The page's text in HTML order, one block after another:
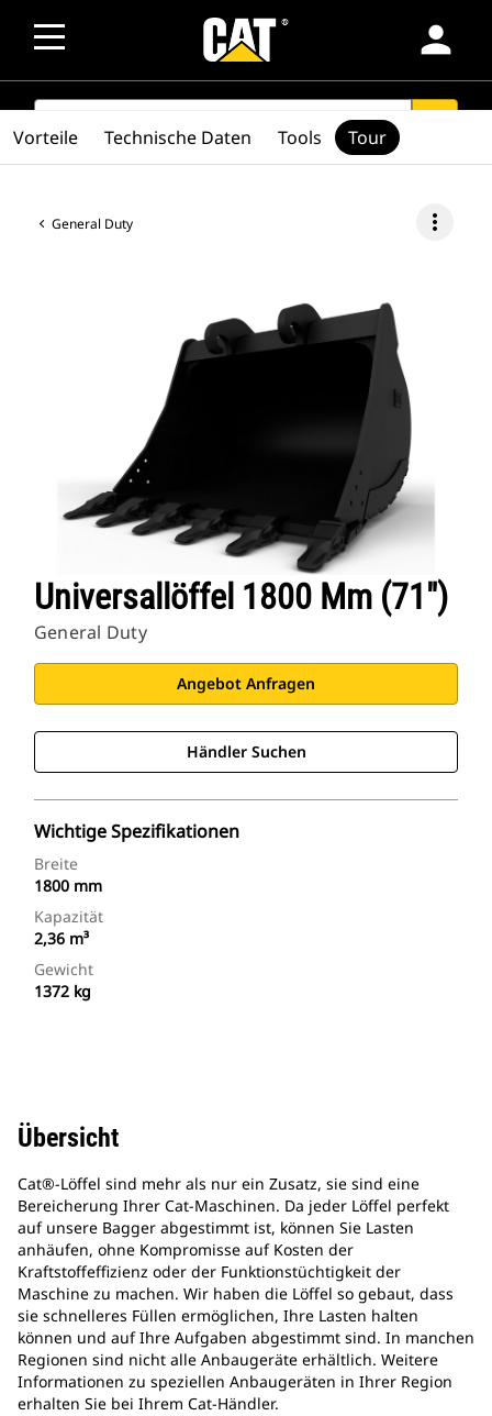
person
SEARCH
General Duty more_vert
Universallöffel 1800 Mm (71")
General Duty
Angebot Anfragen
Händler Suchen
Wichtige Spezifikationen
Breite
1800 mm
Kapazität
2,36 m³
Gewicht
1372 kg
Vorteile Technische Daten Tools Tour
Übersicht
Cat®-Löffel sind mehr als nur ein Zusatz, sie sind eine
Bereicherung Ihrer Cat-Maschinen. Da jeder Löffel perfekt
auf unsere Bagger abgestimmt ist, können Sie Lasten
anhäufen, ohne Kompromisse auf Kosten der
Kraftstoffeffizienz oder der Funktionstüchtigkeit der
Maschine zu machen. Wir haben die Löffel so gebaut, dass
sie schnelleres Füllen ermöglichen, Ihre Lasten halten
können und auf Ihre Aufgaben abgestimmt sind. In manchen
Regionen sind nicht alle Anbaugeräte erhältlich. Weitere
Informationen zu speziellen Anbaugeräten in Ihrer Region
erhalten Sie bei Ihrem Cat-Händler.